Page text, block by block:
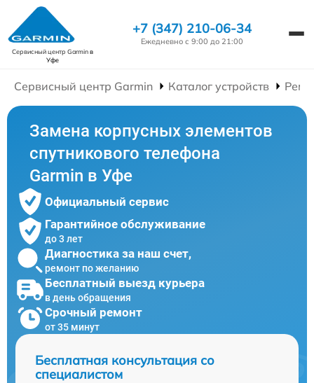
Сервисный центр Garminв
Уфе
+7 (347) 210-06-34
Ежедневно с 9:00 до 21:00
Сервисный центр Garmin Каталог устройств
Замена корпусных элементов
спутникового телефона
Garmin в Уфе
Официальный сервис
Гарантийное обслуживание
до 3 лет
Диагностика за наш счет,
ремонт по желанию
Бесплатный выезд курьера
в день обращения
Срочный ремонт
от 35 минут
Бесплатная консультация со
специалистом